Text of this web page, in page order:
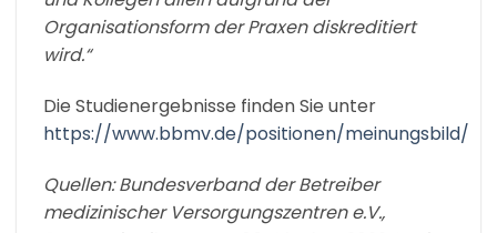
Organisationsform der Praxen diskreditiert
wird.“
Die Studienergebnisse finden Sie unter
https://www.bbmv.de/positionen/meinungsbild/
Quellen: Bundesverband der Betreiber
medizinischer Versorgungszentren e.V.,